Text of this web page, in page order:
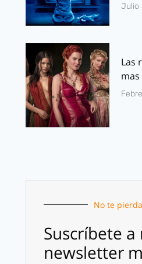
Julio
Las
No te
Suscríbete a
newsletter